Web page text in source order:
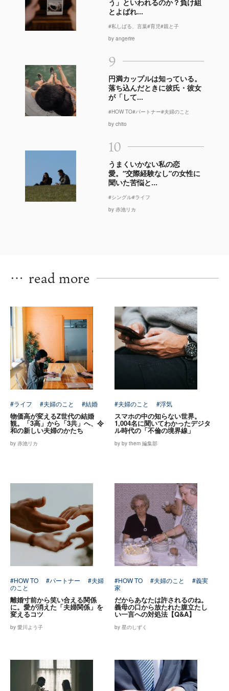
う」といわれるのか？負け組
とよばれ...
#私しばる、言葉#育児#親と子
by angerire
9
円満カップルは知っている。
落ち込んだときに彼氏・彼女
が「して...
#HOW TO#パートナー#夫婦のこと
by chito
10
うまくいかない私の恋
愛。“交際経験なし”の女性に
聞いた苦悩と...
#シングル#ライフ
by 赤池リカ
… read more
#ライフ #夫婦のこと #結婚
物価高が変えるZ世代の結婚
観。「3高」から「3共」へ、令
和の新しい夫婦のかたち
by 赤池リカ
#夫婦のこと #浮気
スマホの中の知らない世界。
1,004名に聞いてわかったデジタ
ル時代の「不倫の境界線」
by by them 編集部
#HOW TO #パートナー
#夫婦
のこと
離婚寸前から笑い合える関係
に。愛が消えた「夫婦関係」を
変えるコツ
by 愛川よう子
#HOW TO #夫婦のこと
#義実
家
だからあなたは許されるのね。
義母の口から放たれた腹立たし
い一言への対処法【Q&A】
by 星のしずく